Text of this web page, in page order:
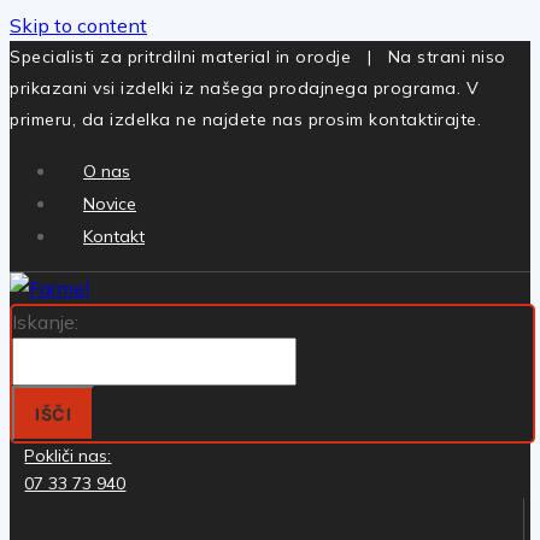
Skip to content
Specialisti za pritrdilni material in orodje | Na strani niso
prikazani vsi izdelki iz našega prodajnega programa. V
primeru, da izdelka ne najdete nas prosim kontaktirajte.
O nas
Novice
Kontakt
Iskanje:
IŠČI
Pokliči nas:
07 33 73 940